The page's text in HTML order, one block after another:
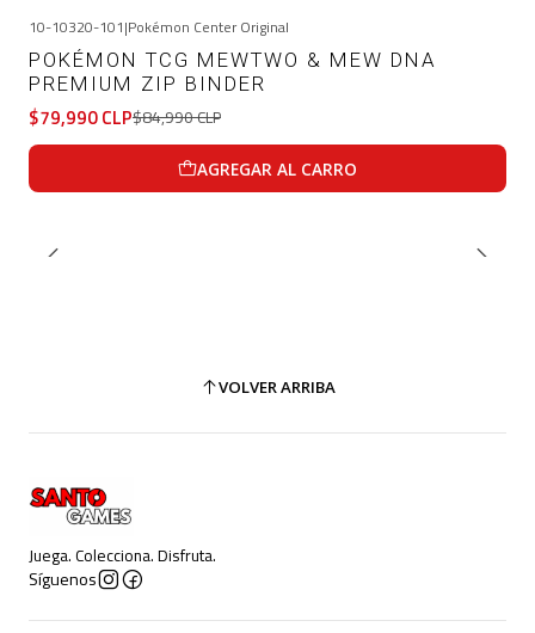
OFF
10-10320-101|Pokémon Center Original
POKÉMON TCG MEWTWO & MEW DNA
PREMIUM ZIP BINDER
$79,990 CLP$84,990 CLP
AGREGAR AL CARRO
VOLVER ARRIBA
Juega. Colecciona. Disfruta.
Síguenos